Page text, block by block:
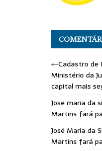
+-Cadastro de
Ministério da
capital mais
Jose maria da
Martins fará
José Maria da
Martins fará